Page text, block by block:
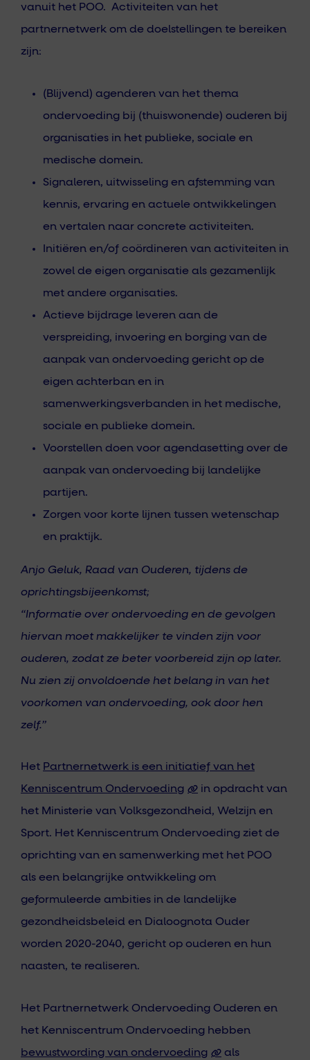
vanuit het POO. Activiteiten van het
partnernetwerk om de doelstellingen te bereiken
zijn:
(Blijvend) agenderen van het thema
ondervoeding bij (thuiswonende) ouderen bij
organisaties in het publieke, sociale en
medische domein.
Signaleren, uitwisseling en afstemming van
kennis, ervaring en actuele ontwikkelingen
en vertalen naar concrete activiteiten.
Initiëren en/of coördineren van activiteiten in
zowel de eigen organisatie als gezamenlijk
met andere organisaties.
Actieve bijdrage leveren aan de
verspreiding, invoering en borging van de
aanpak van ondervoeding gericht op de
eigen achterban en in
samenwerkingsverbanden in het medische,
sociale en publieke domein.
Voorstellen doen voor agendasetting over de
aanpak van ondervoeding bij landelijke
partijen.
Zorgen voor korte lijnen tussen wetenschap
en praktijk.
Anjo Geluk, Raad van Ouderen, tijdens de
oprichtingsbijeenkomst;
“Informatie over ondervoeding en de gevolgen
hiervan moet makkelijker te vinden zijn voor
ouderen, zodat ze beter voorbereid zijn op later.
Nu zien zij onvoldoende het belang in van het
voorkomen van ondervoeding, ook door hen
zelf.”
Het Partnernetwerk is een initiatief van het
Kenniscentrum Ondervoeding
in opdracht van
het Ministerie van Volksgezondheid, Welzijn en
Sport. Het Kenniscentrum Ondervoeding ziet de
oprichting van en samenwerking met het POO
als een belangrijke ontwikkeling om
geformuleerde ambities in de landelijke
gezondheidsbeleid en Dialoognota Ouder
worden 2020-2040, gericht op ouderen en hun
naasten, te realiseren.
Het Partnernetwerk Ondervoeding Ouderen en
het Kenniscentrum Ondervoeding hebben
bewustwording van ondervoeding
als